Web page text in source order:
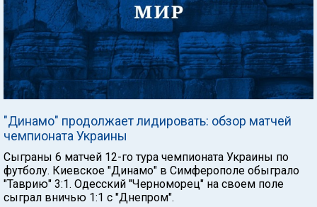
"Динамо" продолжает лидировать: обзор матчей
чемпионата Украины
Сыграны 6 матчей 12-го тура чемпионата Украины по
футболу. Киевское "Динамо" в Симферополе обыграло
"Таврию" 3:1. Одесский "Черноморец" на своем поле
сыграл вничью 1:1 с "Днепром".